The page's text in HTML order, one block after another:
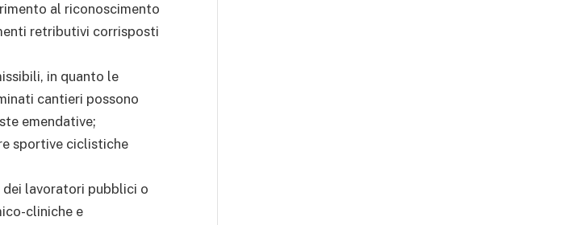
al riconoscimento
retributivi corrisposti
in quanto le
cantieri possono
emendative;
sportive ciclistiche
lavoratori pubblici o
cliniche e